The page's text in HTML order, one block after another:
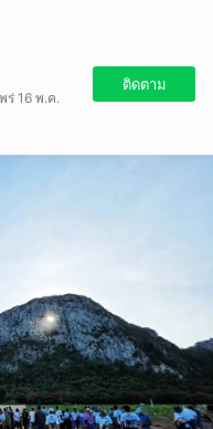
ร่ 16 พ.ค.
ติดตาม